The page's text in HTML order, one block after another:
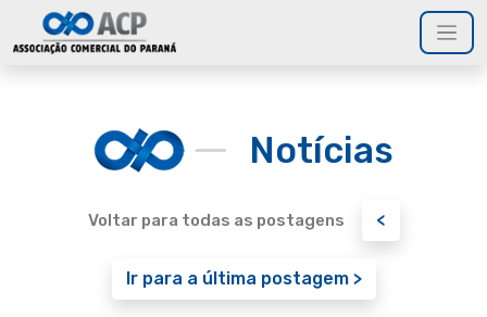
Notícias
Voltar para todas as postagens <
Ir para a última postagem >